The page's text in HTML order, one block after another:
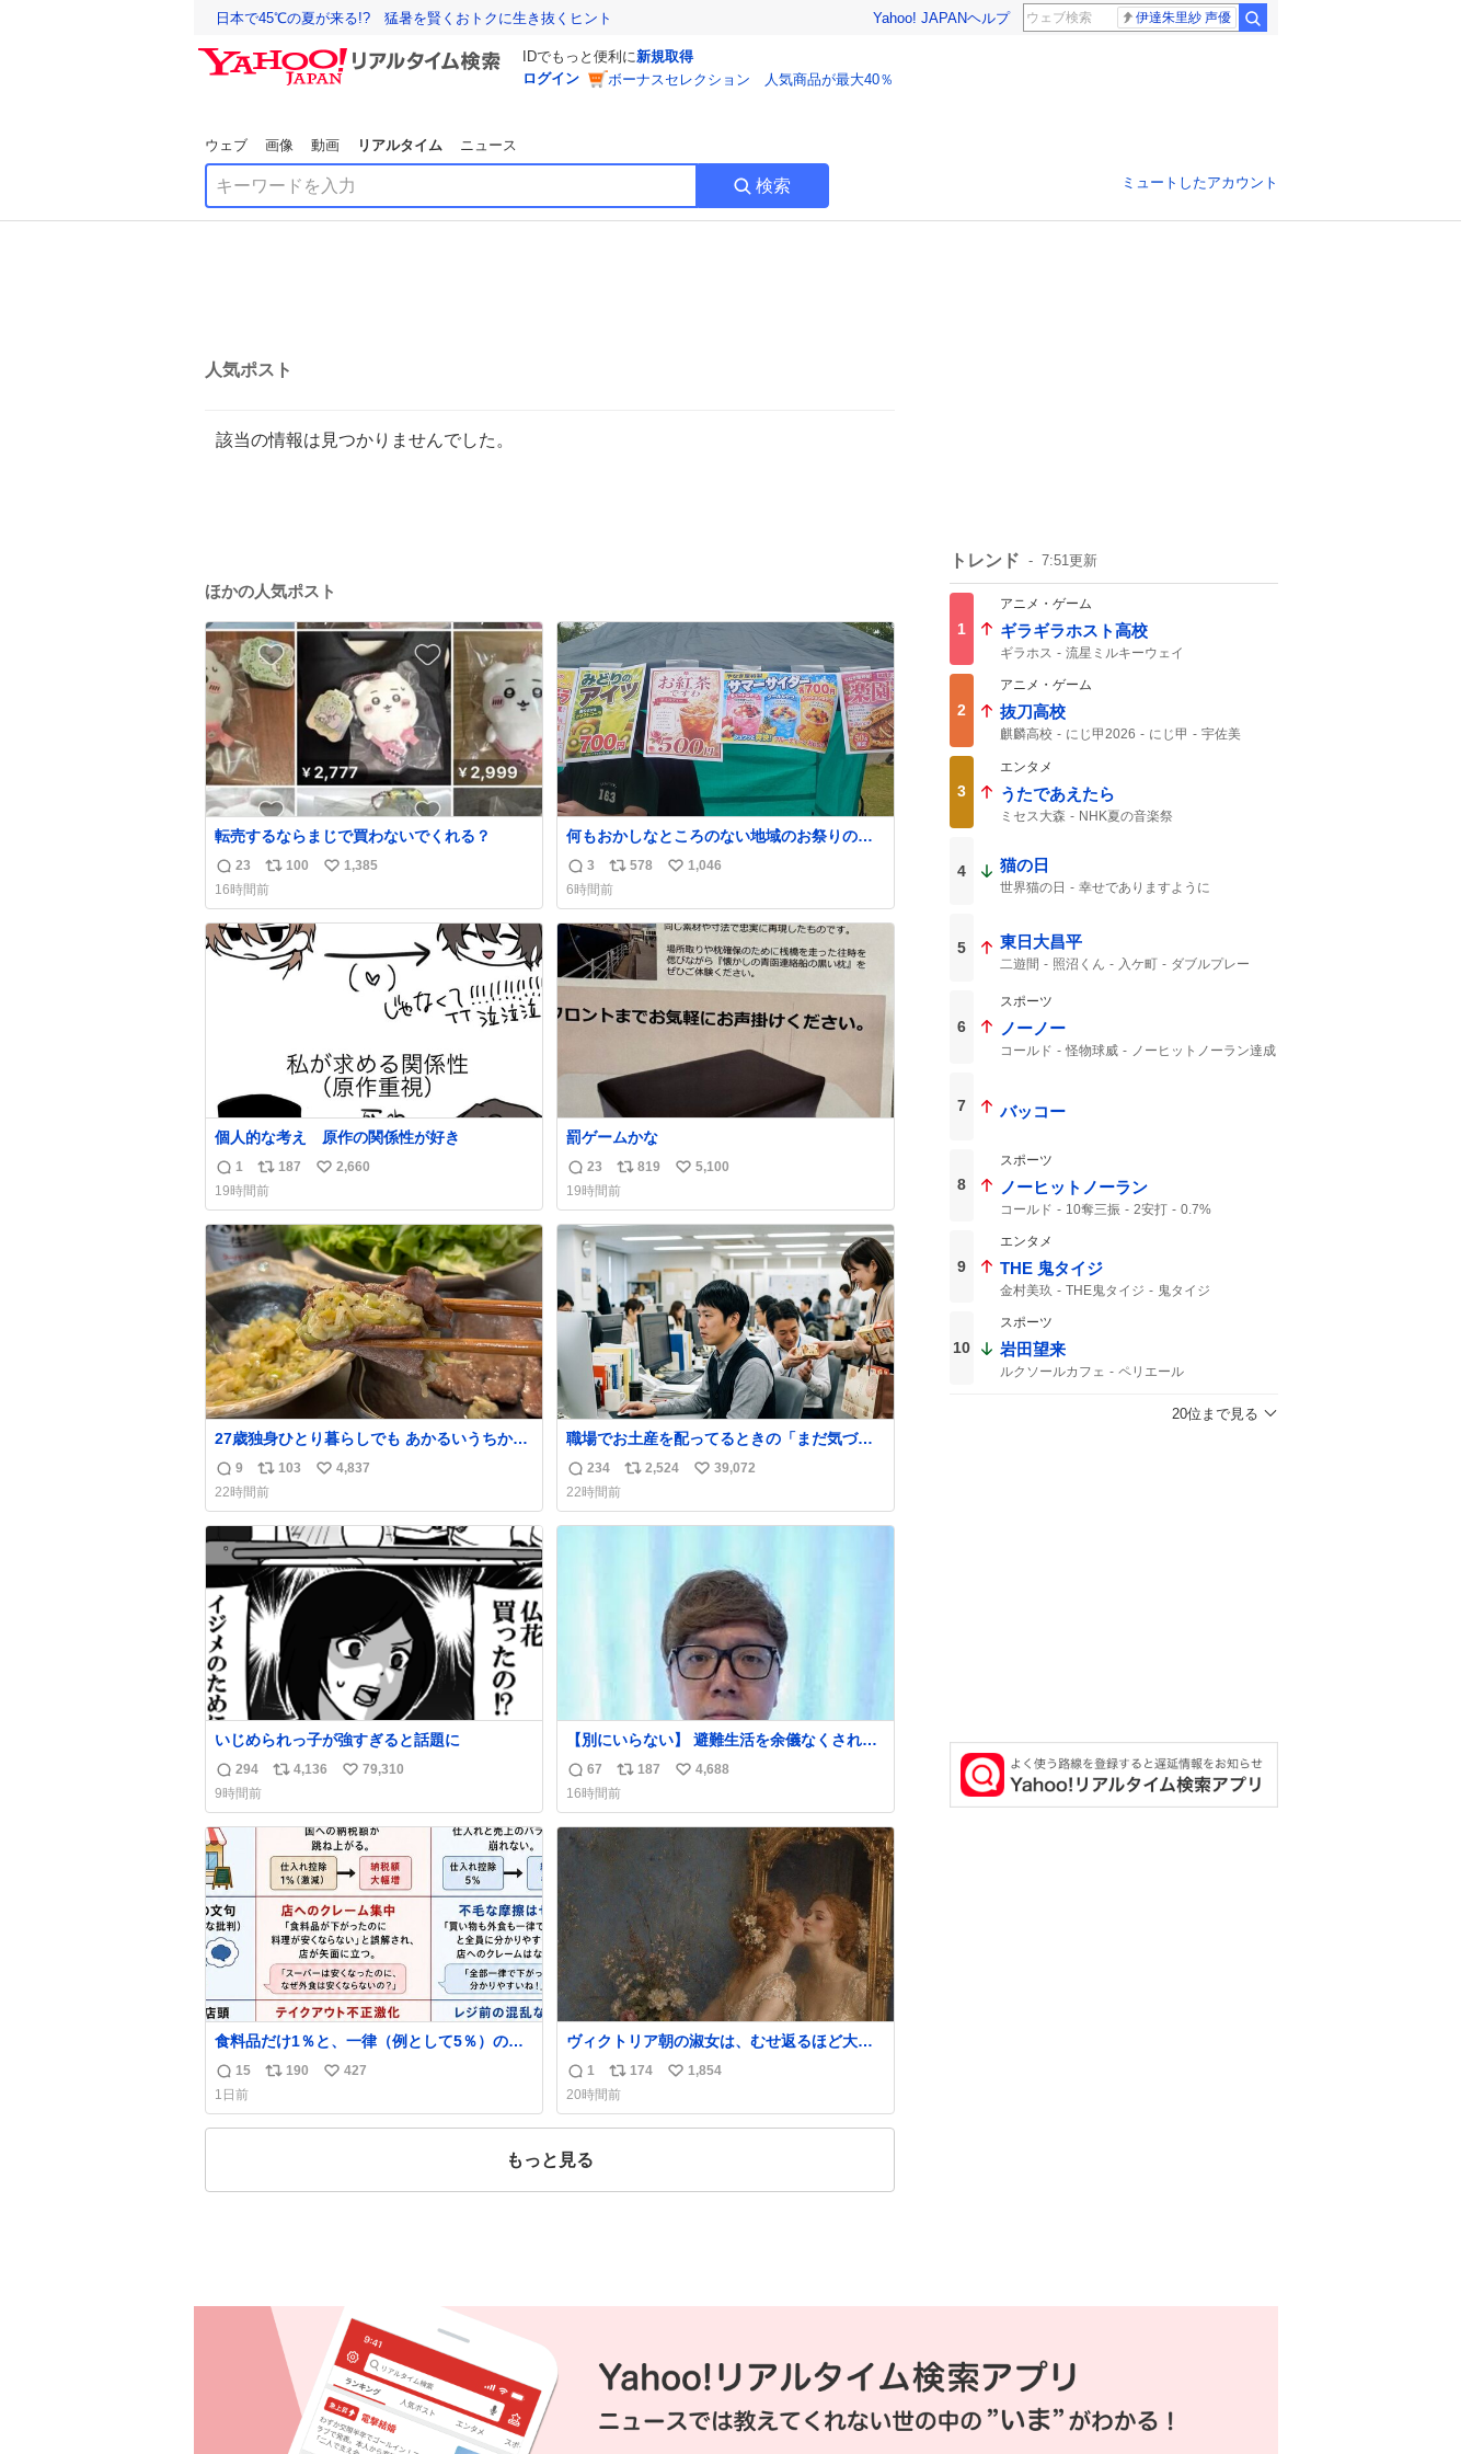
日本で45℃の夏が来る!? 猛暑を賢くおトクに生き抜くヒント Yahoo! JAPANヘルプ 伊達朱里紗 声優
IDでもっと便利に新規取得
ログイン
ボーナスセレクション 人気商品が最大40％
ウェブ 画像 動画 リアルタイム ニュース
検索 ミュートしたアカウント
人気ポスト
該当の情報は見つかりませんでした。
ほかの人気ポスト
転売するならまじで買わないでくれる？
返
信
数
23
リ
ポ
ス
ト
数
100
い
ね
1,385
16時間前
何もおかしなところのない地域のお祭りの屋
台。あとなんか割と聞き馴染みのあるBGMが
流れてます #関広見まつり #関広見まつり
2026
返
信
数
3
リ
ポ
ス
ト
数
578
い
ね
数
1,046
6時間前
個人的な考え 原作の関係性が好き
返
信
数
1
リ
ポ
ス
ト
数
187
い
ね
数
2,660
19時間前
罰ゲームかな
返
信
数
23
リ
ポ
ス
ト
数
819
い
ね
数
5,100
19時間前
27歳独身ひとり暮らしでも あかるいうちから
呑みながらキッチンでひとり焼肉できてしあ
わせだもん՞ o̴̶̷̥ ̫ o̴̶̷̥ ՞
返
信
数
9
リ
ポ
ス
ト
数
103
い
ね
数
4,837
22時間前
職場でお土産を配ってるときの「まだ気づい
てませんよ」的な演技が毎回シンドい。
返
信
数
234
リ
ス
2,524
い
ね
39,072
22時間前
いじめられっ子が強すぎると話題に
返
信
数
294
リ
ス
数
4,136
い
ね
数
79,310
9時間前
【別にいらない】 避難生活を余儀なくされて
いる子どもたちのためにヒカキンボックス
1000個を寄付させていただきました
返
信
数
67
リ
ポ
ス
ト
187
い
ね
4,688
16時間前
食料品だけ1％と、一律（例として5％）の比
較表を作ってみました。 参考になるかと思い
ます。
返
信
数
15
リ
ス
190
い
ね
427
1日前
ヴィクトリア朝の淑女は、むせ返るほど大量
の香水を身につけるものではないとされてい
た。それでも香水は、髪や肌の手入れと同じ
くらい、ヴィクトリア朝の女性達の美容習慣
に欠かせないものだった。 当時の香水は、現
の大部分は薔薇、菫、ベルガモット、
返
信
数
1
リ
ポ
ス
174
い
ね
1,854
20時間前
もっと見る
トレンド 7:51更新
1
アニメ・ゲーム
ギラギラホスト高校
ギラホス
流星ミルキーウェイ
2
アニメ・ゲーム
抜刀高校
麒麟高校 にじ甲2026 にじ甲 宇佐美
3
エンタメ
うたであえたら
ミセス大森 NHK夏の音楽祭
4 猫の日
世界猫の日 幸せでありますように
5 東日大昌平
二遊間 照沼くん 入ケ町
ダブルプレー
タイブレーク
6
スポーツ
ノーノー
コールド 怪物球威 ノーヒットノーラン達成
7 バッコー
8
スポーツ
ノーヒットノーラン
コールド 10奪三振 2安打 0.7%
9
エンタメ
THE 鬼タイジ
金村美玖 THE鬼タイジ 鬼タイジ
10
スポーツ
岩田望来
ルクソールカフェ
ペリエール
20位まで見る